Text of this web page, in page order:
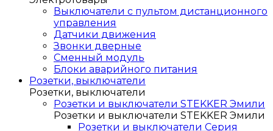
Выключатели с пультом дистанционного
управления
Датчики движения
Звонки дверные
Сменный модуль
Блоки аварийного питания
Розетки, выключатели
Розетки, выключатели
Розетки и выключатели STEKKER Эмили
Розетки и выключатели STEKKER Эмили
Розетки и выключатели Серия